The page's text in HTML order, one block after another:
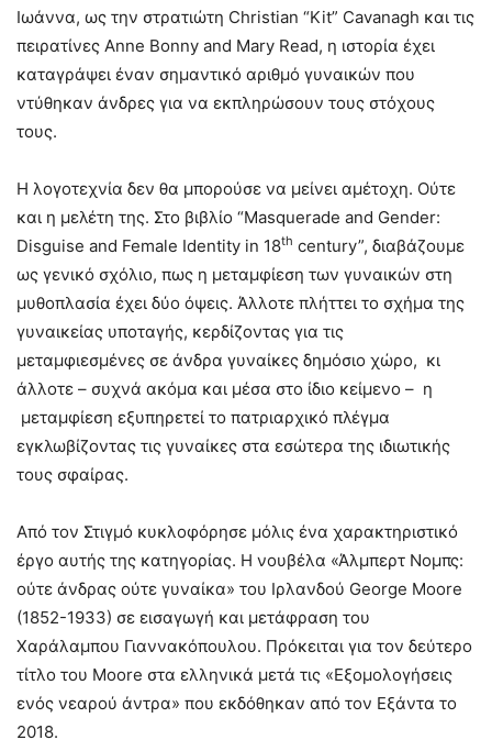
Ιωάννα, ως την στρατιώτη Christian “Kit” Cavanagh και τις
πειρατίνες Anne Bonny and Mary Read, η ιστορία έχει
καταγράψει έναν σημαντικό αριθμό γυναικών που
ντύθηκαν άνδρες για να εκπληρώσουν τους στόχους
τους.
Η λογοτεχνία δεν θα μπορούσε να μείνει αμέτοχη. Ούτε
και η μελέτη της. Στο βιβλίο “Masquerade and Gender:
Disguise and Female Identity in 18th century”, διαβάζουμε
ως γενικό σχόλιο, πως η μεταμφίεση των γυναικών στη
μυθοπλασία έχει δύο όψεις. Άλλοτε πλήττει το σχήμα της
γυναικείας υποταγής, κερδίζοντας για τις
μεταμφιεσμένες σε άνδρα γυναίκες δημόσιο χώρο, κι
άλλοτε – συχνά ακόμα και μέσα στο ίδιο κείμενο – η
μεταμφίεση εξυπηρετεί το πατριαρχικό πλέγμα
εγκλωβίζοντας τις γυναίκες στα εσώτερα της ιδιωτικής
τους σφαίρας.
Από τον Στιγμό κυκλοφόρησε μόλις ένα χαρακτηριστικό
έργο αυτής της κατηγορίας. Η νουβέλα «Άλμπερτ Νομπς:
ούτε άνδρας ούτε γυναίκα» του Ιρλανδού George Moore
(1852-1933) σε εισαγωγή και μετάφραση του
Χαράλαμπου Γιαννακόπουλου. Πρόκειται για τον δεύτερο
τίτλο του Moore στα ελληνικά μετά τις «Εξομολογήσεις
ενός νεαρού άντρα» που εκδόθηκαν από τον Εξάντα το
2018.